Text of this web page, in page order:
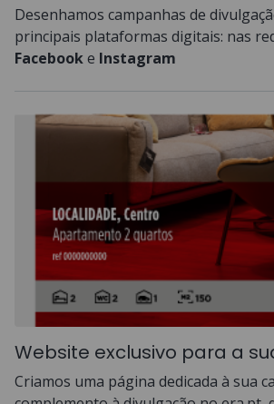
Desenhamos campanhas de
principais plataformas digitais: nas
Facebooke Instagram
Website exclusivo para a
Criamos uma página dedicada à sua